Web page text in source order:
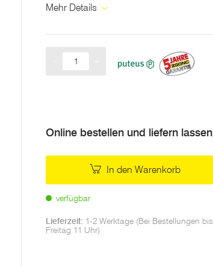
Mehr Details
Online bestellen und liefern lassen
In den Warenkorb
verfügbar
Lieferzeit: 1-2 Werktage (Bei Bestellungen bis
Freitag 11 Uhr)